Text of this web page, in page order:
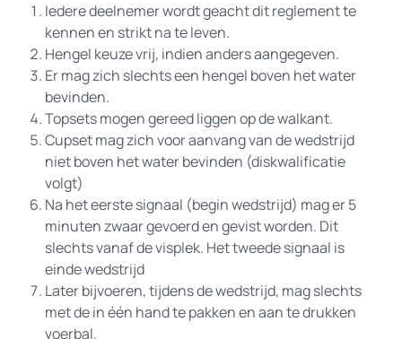
Iedere deelnemer wordt geacht dit reglement te
kennen en strikt na te leven.
Hengel keuze vrij, indien anders aangegeven.
Er mag zich slechts een hengel boven het water
bevinden.
Topsets mogen gereed liggen op de walkant.
Cupset mag zich voor aanvang van de wedstrijd
niet boven het water bevinden (diskwalificatie
volgt)
Na het eerste signaal (begin wedstrijd) mag er 5
minuten zwaar gevoerd en gevist worden. Dit
slechts vanaf de visplek. Het tweede signaal is
einde wedstrijd
Later bijvoeren, tijdens de wedstrijd, mag slechts
met de in één hand te pakken en aan te drukken
voerbal.